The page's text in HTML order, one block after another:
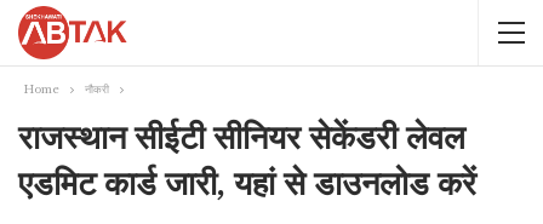
Home नौकरी
राजस्थान सीईटी सीनियर सेकेंडरी लेवल
एडमिट कार्ड जारी, यहां से डाउनलोड करें